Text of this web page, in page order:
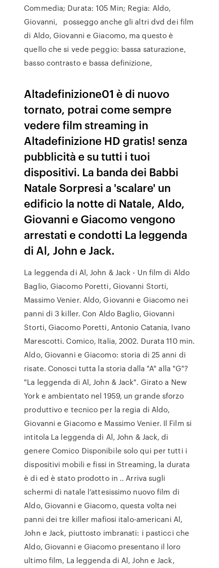
Commedia; Durata: 105 Min; Regia: Aldo,
Giovanni, posseggo anche gli altri dvd dei film
di Aldo, Giovanni e Giacomo, ma questo è
quello che si vede peggio: bassa saturazione,
basso contrasto e bassa definizione,
Altadefinizione01 è di nuovo
tornato, potrai come sempre
vedere film streaming in
Altadefinizione HD gratis! senza
pubblicità e su tutti i tuoi
dispositivi. La banda dei Babbi
Natale Sorpresi a 'scalare' un
edificio la notte di Natale, Aldo,
Giovanni e Giacomo vengono
arrestati e condotti La leggenda
di Al, John e Jack.
La leggenda di Al, John & Jack - Un film di Aldo
Baglio, Giacomo Poretti, Giovanni Storti,
Massimo Venier. Aldo, Giovanni e Giacomo nei
panni di 3 killer. Con Aldo Baglio, Giovanni
Storti, Giacomo Poretti, Antonio Catania, Ivano
Marescotti. Comico, Italia, 2002. Durata 110 min.
Aldo, Giovanni e Giacomo: storia di 25 anni di
risate. Conosci tutta la storia dalla "A" alla "G"?
"La leggenda di Al, John & Jack". Girato a New
York e ambientato nel 1959, un grande sforzo
produttivo e tecnico per la regia di Aldo,
Giovanni e Giacomo e Massimo Venier. Il Film si
intitola La leggenda di Al, John & Jack, di
genere Comico Disponibile solo qui per tutti i
dispositivi mobili e fissi in Streaming, la durata
è di ed è stato prodotto in .. Arriva sugli
schermi di natale l’attesissimo nuovo film di
Aldo, Giovanni e Giacomo, questa volta nei
panni dei tre killer mafiosi italo-americani Al,
John e Jack, piuttosto imbranati: i pasticci che
Aldo, Giovanni e Giacomo presentano il loro
ultimo film, La leggenda di Al, John e Jack,